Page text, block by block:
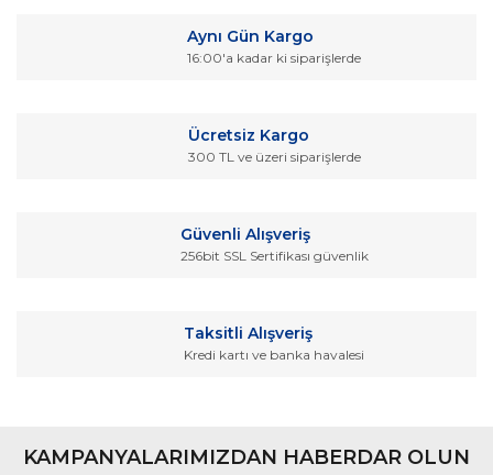
Aynı Gün Kargo
16:00'a kadar ki siparişlerde
Ücretsiz Kargo
300 TL ve üzeri siparişlerde
Güvenli Alışveriş
256bit SSL Sertifikası güvenlik
Taksitli Alışveriş
Kredi kartı ve banka havalesi
KAMPANYALARIMIZDAN HABERDAR OLUN